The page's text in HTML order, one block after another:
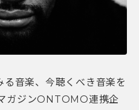
音楽、今聴くべき音楽を
ガジンONTOMO連携企